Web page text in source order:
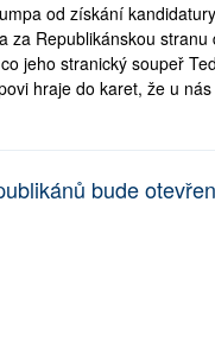
od získání
za Republikánskou stranu
jeho stranický soupeř
hraje do karet, že u
bude